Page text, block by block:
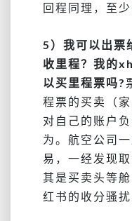
回程同理，至
5）我可以出票
收里程？我的
以买里程票吗?
程票的买卖（
对自己的账户
为。 航空公司
易，一经发现
其是买卖头等
红书的收分骚